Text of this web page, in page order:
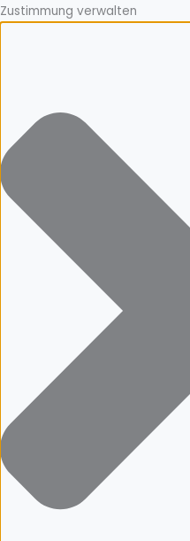
Zustimmung verwalten